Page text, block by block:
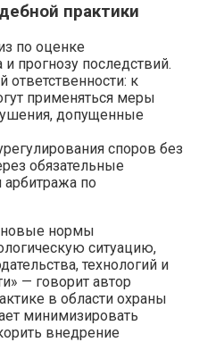
практики
по оценке
прогнозу последствий.
ответственности: к
применяться меры
допущенные
споров без
обязательные
по
новые нормы
ситуацию,
технологий и
— говорит автор
в области охраны
минимизировать
внедрение